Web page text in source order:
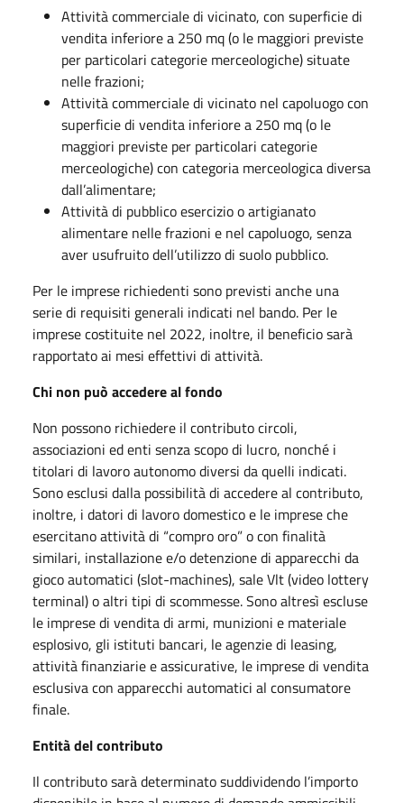
Attività commerciale di vicinato, con superficie di
vendita inferiore a 250 mq (o le maggiori previste
per particolari categorie merceologiche) situate
nelle frazioni;
Attività commerciale di vicinato nel capoluogo con
superficie di vendita inferiore a 250 mq (o le
maggiori previste per particolari categorie
merceologiche) con categoria merceologica diversa
dall’alimentare;
Attività di pubblico esercizio o artigianato
alimentare nelle frazioni e nel capoluogo, senza
aver usufruito dell’utilizzo di suolo pubblico.
Per le imprese richiedenti sono previsti anche una
serie di requisiti generali indicati nel bando. Per le
imprese costituite nel 2022, inoltre, il beneficio sarà
rapportato ai mesi effettivi di attività.
Chi non può accedere al fondo
Non possono richiedere il contributo circoli,
associazioni ed enti senza scopo di lucro, nonché i
titolari di lavoro autonomo diversi da quelli indicati.
Sono esclusi dalla possibilità di accedere al contributo,
inoltre, i datori di lavoro domestico e le imprese che
esercitano attività di “compro oro” o con finalità
similari, installazione e/o detenzione di apparecchi da
gioco automatici (slot-machines), sale Vlt (video lottery
terminal) o altri tipi di scommesse. Sono altresì escluse
le imprese di vendita di armi, munizioni e materiale
esplosivo, gli istituti bancari, le agenzie di leasing,
attività finanziarie e assicurative, le imprese di vendita
esclusiva con apparecchi automatici al consumatore
finale.
Entità del contributo
Il contributo sarà determinato suddividendo l’importo